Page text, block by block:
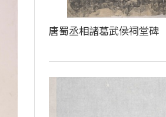
唐蜀丞相諸葛武侯祠堂碑